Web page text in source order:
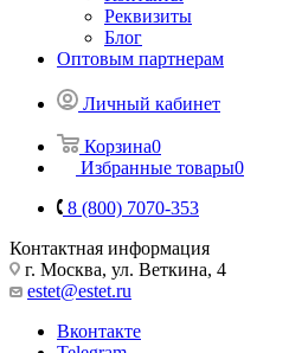
Реквизиты
Блог
Оптовым партнерам
Личный кабинет
Корзина0
Избранные товары0
8 (800) 7070-353
Контактная информация
г. Москва, ул. Веткина, 4
estet@estet.ru
Вконтакте